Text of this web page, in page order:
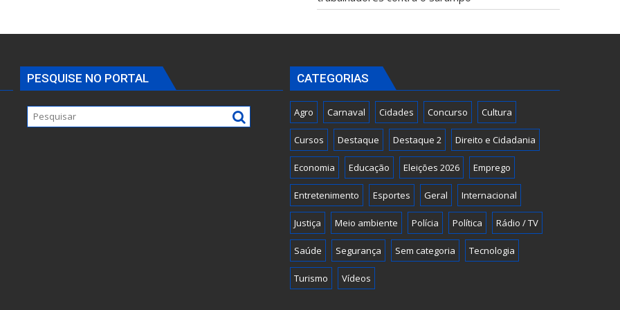
PESQUISE NO PORTAL CATEGORIAS
Agro Carnaval Cidades Concurso Cultura
Cursos Destaque Destaque 2 Direito e Cidadania
Economia Educação Eleições 2026 Emprego
Entretenimento Esportes Geral Internacional
Justiça Meio ambiente Polícia Política Rádio / TV
Saúde Segurança Sem categoria Tecnologia
Turismo Vídeos